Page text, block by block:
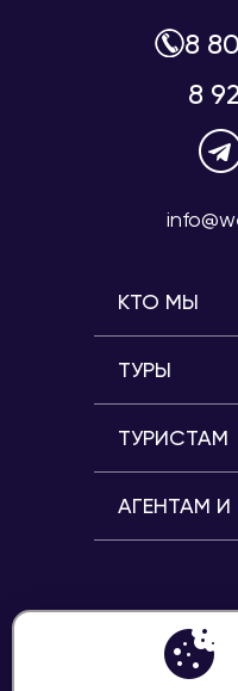
8
8
КТО МЫ
ТУРЫ
ТУРИСТАМ
АГЕНТАМ